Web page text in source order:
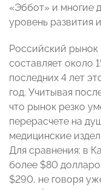
«Эббот» и многие
уровень развития
Российский
составляет около
последних 4 лет
год. Учитывая
что рынок резко
перерасчете на
медицинские
Для сравнения: в
более $80
$290, не говоря